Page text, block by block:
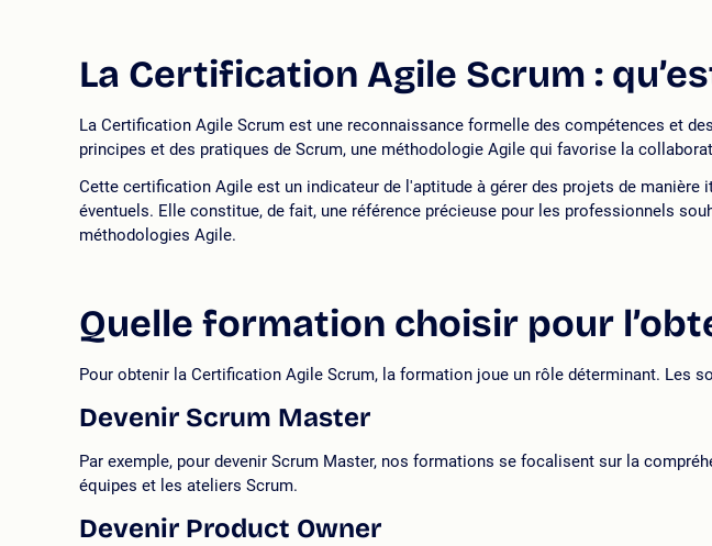
La Certification Agile Scrum :
La Certification Agile Scrum est une reconnaissance formelle des compétences et
principes et des pratiques de Scrum, une méthodologie Agile qui favorise la
Cette certification Agile est un indicateur de l'aptitude à gérer des projets de
éventuels. Elle constitue, de fait, une référence précieuse pour les professionnels
méthodologies Agile.
Quelle formation choisir pour
Pour obtenir la Certification Agile Scrum, la formation joue un rôle déterminant.
Devenir Scrum Master
Par exemple, pour devenir Scrum Master, nos formations se focalisent sur la
équipes et les ateliers Scrum.
Devenir Product Owner